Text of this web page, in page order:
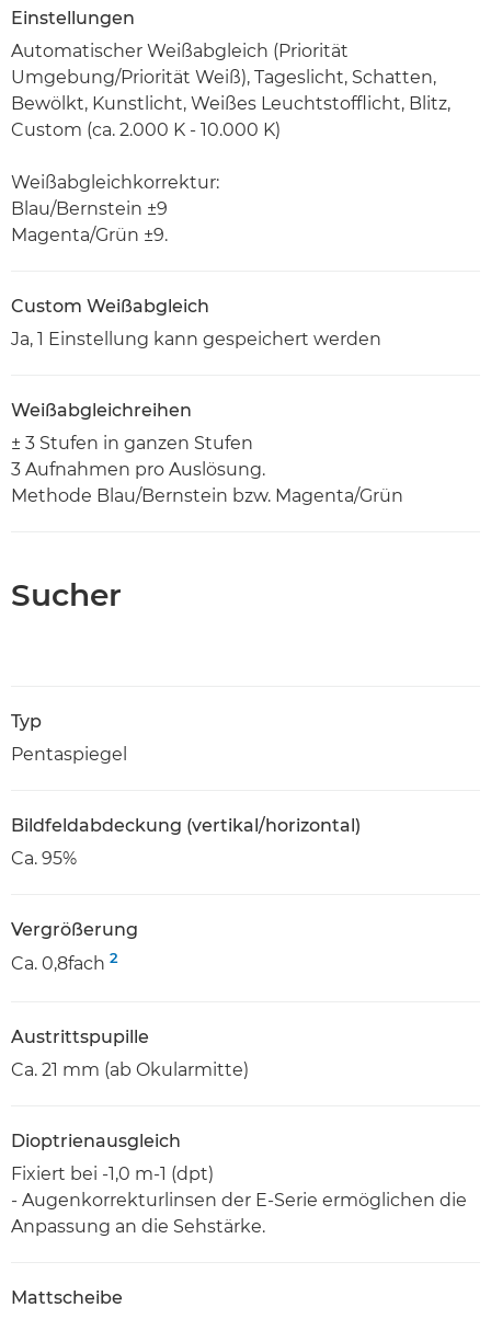
Einstellungen
Automatischer Weißabgleich (Priorität
Umgebung/Priorität Weiß), Tageslicht, Schatten,
Bewölkt, Kunstlicht, Weißes Leuchtstofflicht, Blitz,
Custom (ca. 2.000 K - 10.000 K)
Weißabgleichkorrektur:
Blau/Bernstein ±9
Magenta/Grün ±9.
Custom Weißabgleich
Ja, 1 Einstellung kann gespeichert werden
Weißabgleichreihen
± 3 Stufen in ganzen Stufen
3 Aufnahmen pro Auslösung.
Methode Blau/Bernstein bzw. Magenta/Grün
Sucher
Typ
Pentaspiegel
Bildfeldabdeckung (vertikal/horizontal)
Ca. 95%
Vergrößerung
Ca. 0,8fach 2
Austrittspupille
Ca. 21 mm (ab Okularmitte)
Dioptrienausgleich
Fixiert bei -1,0 m-1 (dpt)
- Augenkorrekturlinsen der E-Serie ermöglichen die
Anpassung an die Sehstärke.
Mattscheibe